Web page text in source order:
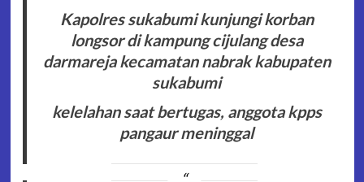
Kapolres sukabumi kunjungi korban
longsor di kampung cijulang desa
darmareja kecamatan nabrak kabupaten
sukabumi
kelelahan saat bertugas, anggota kpps
pangaur meninggal